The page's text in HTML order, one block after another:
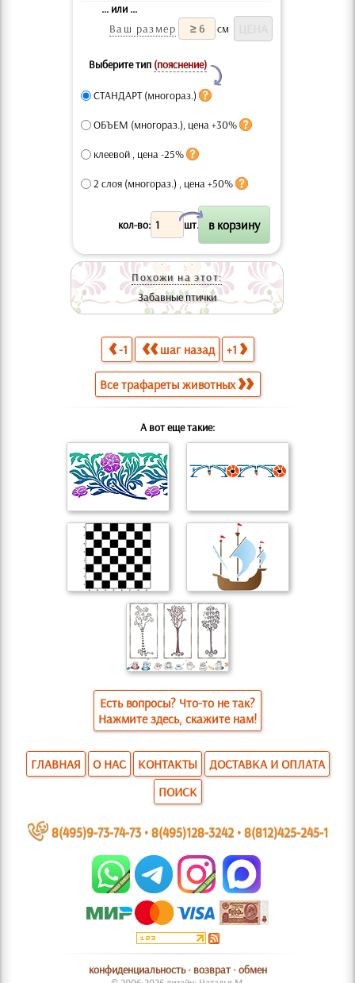
... или ...
Ваш размер
см
Выберите тип (пояснение)
Y
СТАНДАРТ (многораз.)
ОБЪЕМ (многораз.), цена +30%
клеевой , цена -25%
2 слоя (многораз.) , цена +50%
кол-во: шт.
X
Похожи на этот:
Забавные птички
-1 шаг назад +1
Все трафареты животных
А вот еще такие:
Есть вопросы? Что-то не так?
Нажмите здесь, скажите нам!
ГЛАВНАЯ О НАС КОНТАКТЫ
ДОСТАВКА И ОПЛАТА
ПОИСК
~ 8(495)9-73-74-73•8(495)128-3242•8(812)425-245-1
конфиденциальность• возврат•обмен